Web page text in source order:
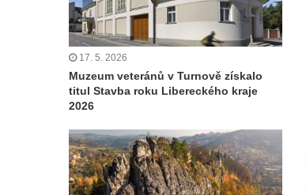
17. 5. 2026
Muzeum veteránů v Turnově získalo
titul Stavba roku Libereckého kraje
2026